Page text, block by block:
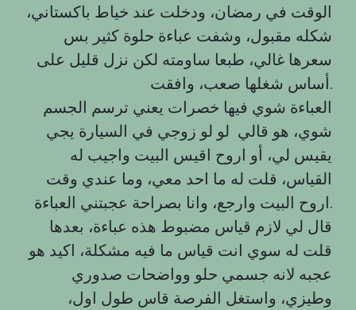
الوقت في رمضان، ودخلت عند خياط باكستاني،
شكله مقبول، وشفت عباءة حلوة كثير بس
سعرها غالي، طبعا ساومته لكن نزل قليل على
أساس شغلها صعب، وافقت.
العباءة شوي فيها خصرات يعني ترسم الجسم
شوي، هو قالي لو لو زوجي في السيارة يجي
يقيس لي، أو اروح اقيس البيت واجيب له
القياس، قلت له ما احد معي، وما عندي وقت
اروح البيت وارجع، وانا بصراحة عجبتني العباءة.
قال لي لازم قياس مضبوط هذه عباءة، بعدها
قلت له سوي انت قياس ما فيه مشكلة، اكيد هو
عجبه لانه جسمي حلو وواضحات صدوري
وطيزي، واستغل الفرصة قاس طول اول،